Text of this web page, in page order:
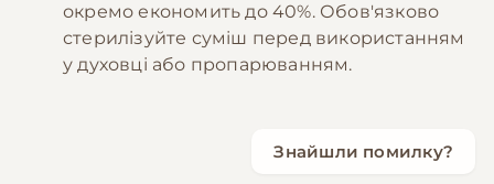
окремо економить до 40%. Обов'язково
стерилізуйте суміш перед використанням
у духовці або пропарюванням.
Знайшли помилку?